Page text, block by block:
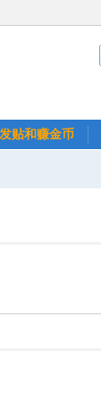
贴和赚金币